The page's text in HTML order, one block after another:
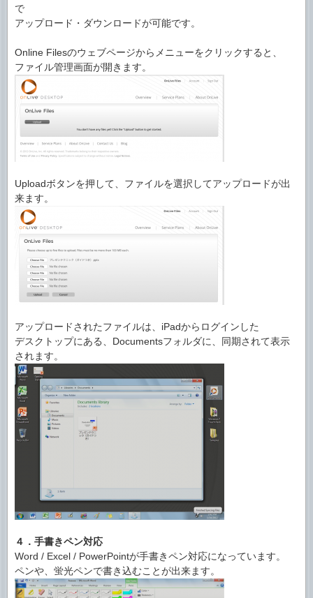
で
アップロード・ダウンロードが可能です。
Online Filesのウェブページからメニューをクリックすると、
ファイル管理画面が開きます。
Uploadボタンを押して、ファイルを選択してアップロードが出
来ます。
アップロードされたファイルは、iPadからログインした
デスクトップにある、Documentsフォルダに、同期されて表示
されます。
４．手書きペン対応
Word / Excel / PowerPointが手書きペン対応になっています。
ペンや、蛍光ペンで書き込むことが出来ます。